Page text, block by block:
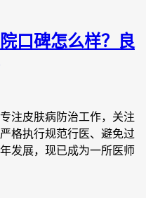
口碑怎么样？良
注皮肤病防治工作，关注
格执行规范行医、避免过
发展，现已成为一所医师